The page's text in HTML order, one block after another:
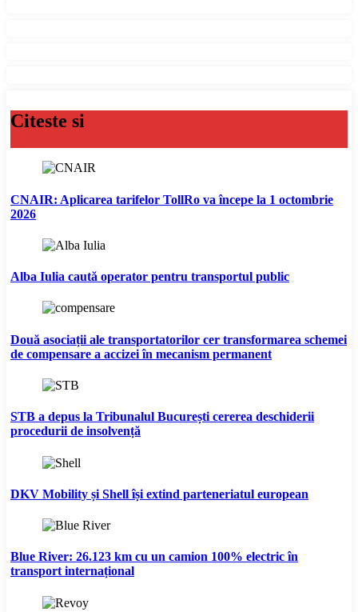
Citeste si
CNAIR: Aplicarea tarifelor TollRo va începe la 1 octombrie
2026
Alba Iulia caută operator pentru transportul public
Două asociații ale transportatorilor cer transformarea schemei
de compensare a accizei în mecanism permanent
STB a depus la Tribunalul București cererea deschiderii
procedurii de insolvență
DKV Mobility și Shell își extind parteneriatul european
Blue River: 26.123 km cu un camion 100% electric în
transport internațional